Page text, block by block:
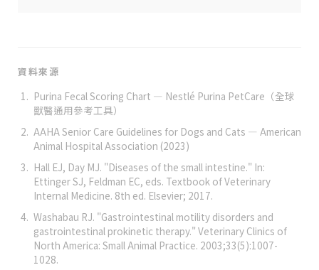
資料來源
Purina Fecal Scoring Chart — Nestlé Purina PetCare（全球
獸醫通用參考工具）
AAHA Senior Care Guidelines for Dogs and Cats — American
Animal Hospital Association (2023)
Hall EJ, Day MJ. "Diseases of the small intestine." In:
Ettinger SJ, Feldman EC, eds. Textbook of Veterinary
Internal Medicine. 8th ed. Elsevier; 2017.
Washabau RJ. "Gastrointestinal motility disorders and
gastrointestinal prokinetic therapy." Veterinary Clinics of
North America: Small Animal Practice. 2003;33(5):1007-
1028.